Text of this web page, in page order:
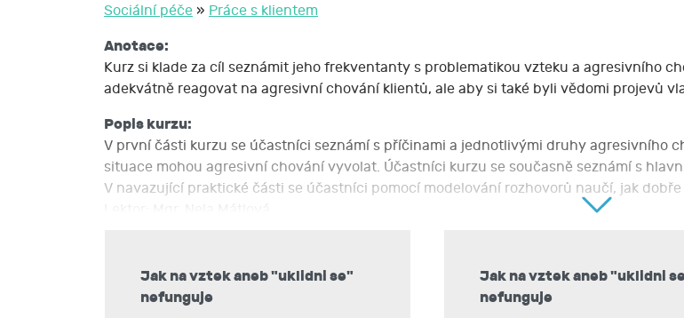
Sociální péče » Práce s klientem
Anotace:
Kurz si klade za cíl seznámit jeho frekventanty s problematikou vzteku a agresivního
adekvátně reagovat na agresivní chování klientů, ale aby si také byli vědomi projevů
Popis kurzu:
V první části kurzu se účastníci seznámí s příčinami a jednotlivými druhy agresivního
situace mohou agresivní chování vyvolat. Účastníci kurzu se současně seznámí s
V navazující praktické části se účastníci pomocí modelování rozhovorů naučí, jak
Nabyté znalosti a dovednosti:
Jednotlivá témata: role vzteku a zlosti v našem životě, stádia agresivního chování
práce s vlastními emocemi, péče o sebe sama praktické zkušenosti, modelové situace
Jak na vztek aneb "uklidni se"
nefunguje
Jak na vztek aneb "uklidni
nefunguje